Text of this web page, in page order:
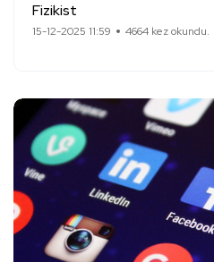
Fizikist
15-12-2025 11:59 4664 kez okundu.